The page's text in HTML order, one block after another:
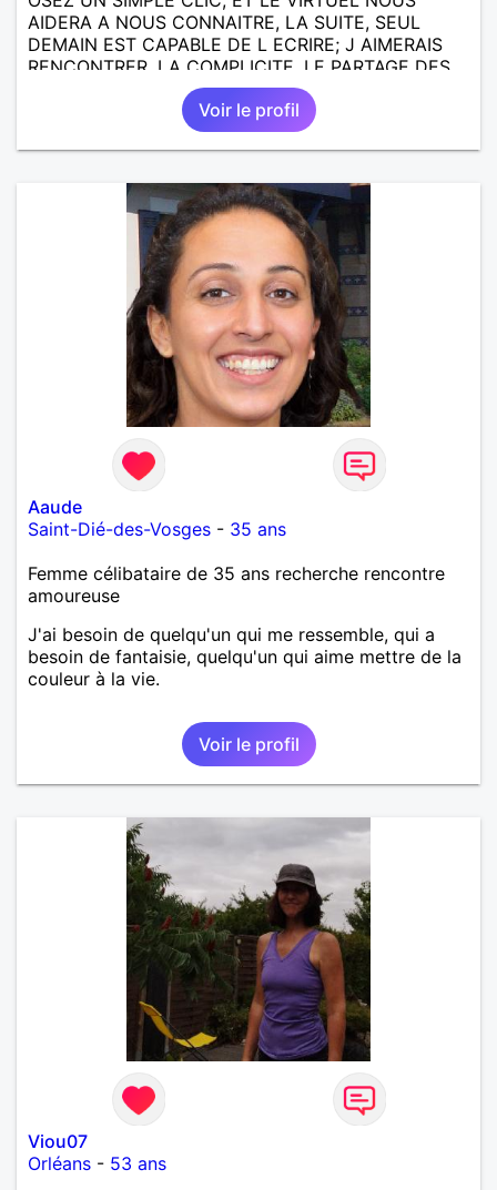
AIDERA A NOUS CONNAITRE, LA SUITE, SEUL
DEMAIN EST CAPABLE DE L ECRIRE; J AIMERAIS
RENCONTRER, LA COMPLICITE, LE PARTAGE DES
BELLES CHOSES DE LA VIE : BALADES, VOYAGES
EN FRANCE OU AILLEURS. ETRE A L ECOUTE DE L
AUTRE, ET LA VIE SERA PLUS BELLE
ENCORE.....................
Voir le profil
Aaude
Saint-Dié-des-Vosges - 35 ans
Femme célibataire de 35 ans recherche rencontre
amoureuse
J'ai besoin de quelqu'un qui me ressemble, qui a
besoin de fantaisie, quelqu'un qui aime mettre de la
couleur à la vie.
Voir le profil
Viou07
Orléans - 53 ans